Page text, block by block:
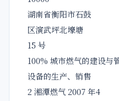
湖南省衡阳市石鼓
区演武坪北壕塘
15 号
100% 城市燃气的建设与
设备的生产、销售
2 湘潭燃气 2007 年4